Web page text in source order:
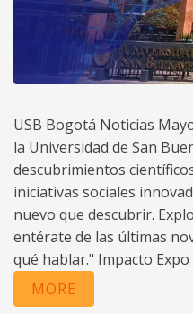
USB Bogotá Noticias
la Universidad de San
descubrimientos
iniciativas sociales
nuevo que descubrir.
entérate de las últimas
qué hablar." Impacto
MORE